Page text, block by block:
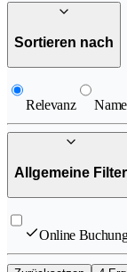
Sortieren nach
Relevanz
Allgemeine Filter
Online